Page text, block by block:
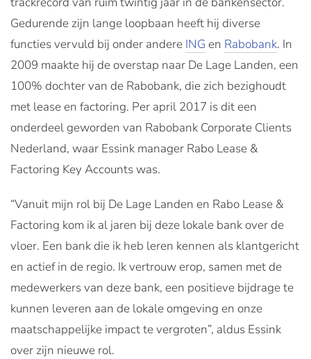
Gedurende zijn lange loopbaan heeft hij diverse
functies vervuld bij onder andere ING en Rabobank. In
2009 maakte hij de overstap naar De Lage Landen, een
100% dochter van de Rabobank, die zich bezighoudt
met lease en factoring. Per april 2017 is dit een
onderdeel geworden van Rabobank Corporate Clients
Nederland, waar Essink manager Rabo Lease &
Factoring Key Accounts was.
“Vanuit mijn rol bij De Lage Landen en Rabo Lease &
Factoring kom ik al jaren bij deze lokale bank over de
vloer. Een bank die ik heb leren kennen als klantgericht
en actief in de regio. Ik vertrouw erop, samen met de
medewerkers van deze bank, een positieve bijdrage te
kunnen leveren aan de lokale omgeving en onze
maatschappelijke impact te vergroten”, aldus Essink
over zijn nieuwe rol.